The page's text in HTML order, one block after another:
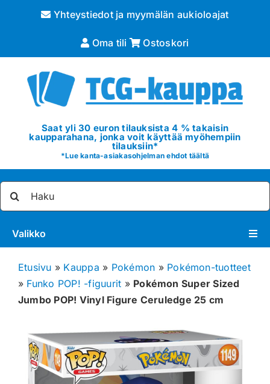
Yhteystiedot ja myymälän aukioloajat
Oma tili Ostoskori
Saat yli 30 euron tilauksista 4 % takaisin
kaupparahana, jonka voit käyttää myöhempiin
tilauksiin*
*Lue kanta-asiakasohjelman ehdot täältä
Valikko
Pokémon
Muut keräilykortit
Blind Boksit
Etusivu » Kauppa » Pokémon » Pokémon-tuotteet
» Funko POP! -figuurit » Pokémon Super Sized
Jumbo POP! Vinyl Figure Ceruledge 25 cm